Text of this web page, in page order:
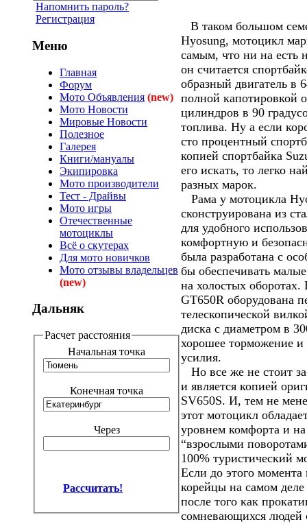
Напомнить пароль?
Регистрация
Меню
Главная
Форум
Мото Объявления (new)
Мото Новости
Мировые Новости
Полезное
Галерея
Книги/мануалы
Экипировка
Мото производители
Тест - Драйвы
Мото игры
Отечественные
мотоциклы
Всё о скутерах
Для мото новичков
Мото отзывы владельцев
(new)
Дальняк
Расчет расстояния
Начальная точка
Конечная точка
Через
Рассчитать!
В таком большом
Hyosung, мотоцикл
самым, что ни на есть
он считается
образный двигатель в
полной капотировкой
цилиндров в 90
топлива. Ну а если
сто процентный
копией спортбайка
его искать, то легко
разных марок.
Рама у мотоцикла
сконструирована из
для удобного
комфортную и
была разработана с
бы обеспечивать
на холостых оборотах.
GT650R оборудована
телескопической
диска с диаметром в
хорошее торможение и
усилия.
Но все же не стоит
и является копией
SV650S. И, тем не
этот мотоцикл
уровнем комфорта и
“взрослыми
100% туристический
Если до этого момента
корейцы на самом
после того как
сомневающихся людей